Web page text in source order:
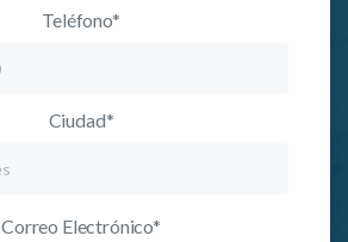
Teléfono*
Ciudad*
Correo Electrónico*